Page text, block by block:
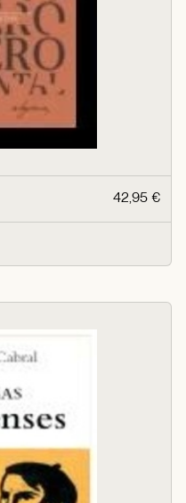
42,95 €